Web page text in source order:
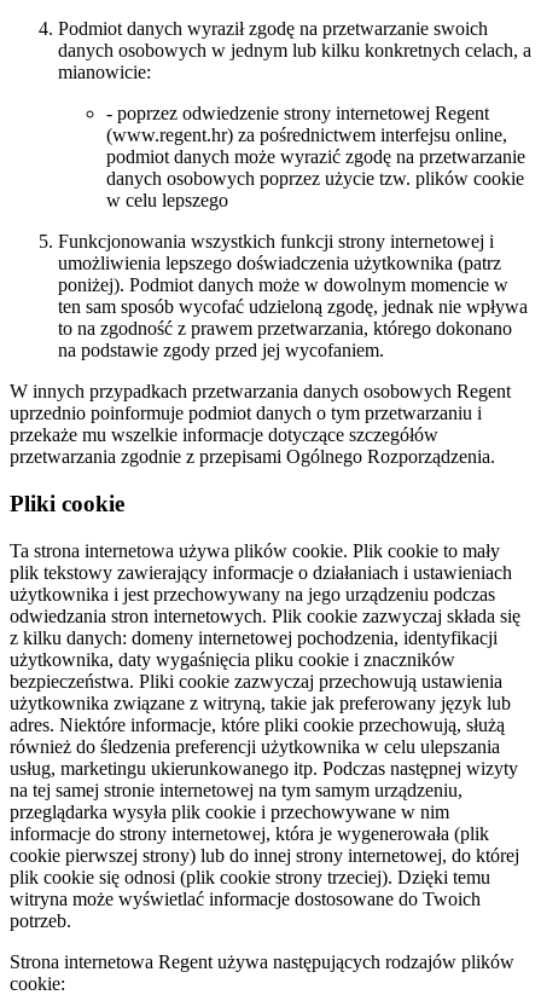
Podmiot danych wyraził zgodę na przetwarzanie swoich
danych osobowych w jednym lub kilku konkretnych celach, a
mianowicie:
- poprzez odwiedzenie strony internetowej Regent
(www.regent.hr) za pośrednictwem interfejsu online,
podmiot danych może wyrazić zgodę na przetwarzanie
danych osobowych poprzez użycie tzw. plików cookie
w celu lepszego
Funkcjonowania wszystkich funkcji strony internetowej i
umożliwienia lepszego doświadczenia użytkownika (patrz
poniżej). Podmiot danych może w dowolnym momencie w
ten sam sposób wycofać udzieloną zgodę, jednak nie wpływa
to na zgodność z prawem przetwarzania, którego dokonano
na podstawie zgody przed jej wycofaniem.
W innych przypadkach przetwarzania danych osobowych Regent
uprzednio poinformuje podmiot danych o tym przetwarzaniu i
przekaże mu wszelkie informacje dotyczące szczegółów
przetwarzania zgodnie z przepisami Ogólnego Rozporządzenia.
Pliki cookie
Ta strona internetowa używa plików cookie. Plik cookie to mały
plik tekstowy zawierający informacje o działaniach i ustawieniach
użytkownika i jest przechowywany na jego urządzeniu podczas
odwiedzania stron internetowych. Plik cookie zazwyczaj składa się
z kilku danych: domeny internetowej pochodzenia, identyfikacji
użytkownika, daty wygaśnięcia pliku cookie i znaczników
bezpieczeństwa. Pliki cookie zazwyczaj przechowują ustawienia
użytkownika związane z witryną, takie jak preferowany język lub
adres. Niektóre informacje, które pliki cookie przechowują, służą
również do śledzenia preferencji użytkownika w celu ulepszania
usług, marketingu ukierunkowanego itp. Podczas następnej wizyty
na tej samej stronie internetowej na tym samym urządzeniu,
przeglądarka wysyła plik cookie i przechowywane w nim
informacje do strony internetowej, która je wygenerowała (plik
cookie pierwszej strony) lub do innej strony internetowej, do której
plik cookie się odnosi (plik cookie strony trzeciej). Dzięki temu
witryna może wyświetlać informacje dostosowane do Twoich
potrzeb.
Strona internetowa Regent używa następujących rodzajów plików
cookie: